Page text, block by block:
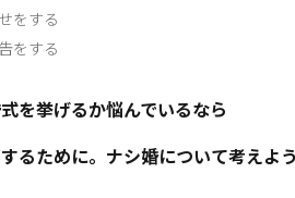
をする
をする
を挙げるか悩んでいるなら
るために。ナシ婚について考えよ